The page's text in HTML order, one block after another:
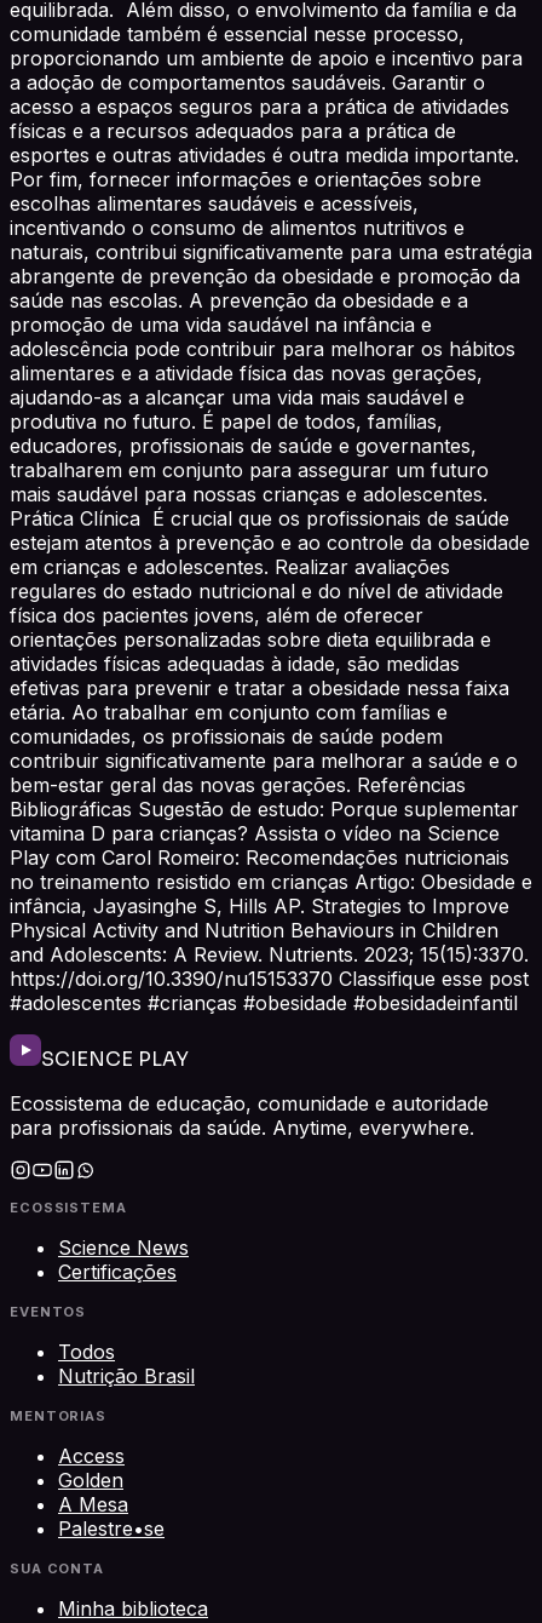
equilibrada. Além disso, o envolvimento da família e da
comunidade também é essencial nesse processo,
proporcionando um ambiente de apoio e incentivo para
a adoção de comportamentos saudáveis. Garantir o
acesso a espaços seguros para a prática de atividades
físicas e a recursos adequados para a prática de
esportes e outras atividades é outra medida importante.
Por fim, fornecer informações e orientações sobre
escolhas alimentares saudáveis e acessíveis,
incentivando o consumo de alimentos nutritivos e
naturais, contribui significativamente para uma estratégia
abrangente de prevenção da obesidade e promoção da
saúde nas escolas. A prevenção da obesidade e a
promoção de uma vida saudável na infância e
adolescência pode contribuir para melhorar os hábitos
alimentares e a atividade física das novas gerações,
ajudando-as a alcançar uma vida mais saudável e
produtiva no futuro. É papel de todos, famílias,
educadores, profissionais de saúde e governantes,
trabalharem em conjunto para assegurar um futuro
mais saudável para nossas crianças e adolescentes.
Prática Clínica É crucial que os profissionais de saúde
estejam atentos à prevenção e ao controle da obesidade
em crianças e adolescentes. Realizar avaliações
regulares do estado nutricional e do nível de atividade
física dos pacientes jovens, além de oferecer
orientações personalizadas sobre dieta equilibrada e
atividades físicas adequadas à idade, são medidas
efetivas para prevenir e tratar a obesidade nessa faixa
etária. Ao trabalhar em conjunto com famílias e
comunidades, os profissionais de saúde podem
contribuir significativamente para melhorar a saúde e o
bem-estar geral das novas gerações. Referências
Bibliográficas Sugestão de estudo: Porque suplementar
vitamina D para crianças? Assista o vídeo na Science
Play com Carol Romeiro: Recomendações nutricionais
no treinamento resistido em crianças Artigo: Obesidade e
infância, Jayasinghe S, Hills AP. Strategies to Improve
Physical Activity and Nutrition Behaviours in Children
and Adolescents: A Review. Nutrients. 2023; 15(15):3370.
https://doi.org/10.3390/nu15153370 Classifique esse post
#adolescentes #crianças #obesidade #obesidadeinfantil
SCIENCE PLAY
Ecossistema de educação, comunidade e autoridade
para profissionais da saúde. Anytime, everywhere.
ECOSSISTEMA
Science News
Certificações
EVENTOS
Todos
Nutrição Brasil
MENTORIAS
Access
Golden
A Mesa
Palestre•se
SUA CONTA
Minha biblioteca